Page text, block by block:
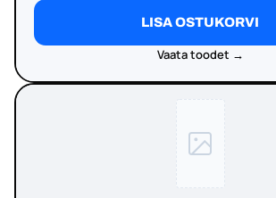
LISA OSTUKORVI
Vaata toodet →